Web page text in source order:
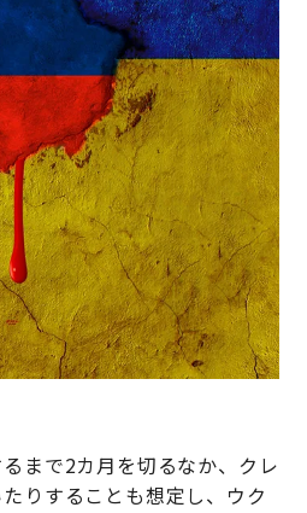
まで2カ月を切るなか、クレ
りすることも想定し、ウク